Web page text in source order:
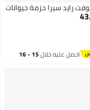
رايد سيرا حزمة حيوانات
احصل عليه خلال 15 - 16